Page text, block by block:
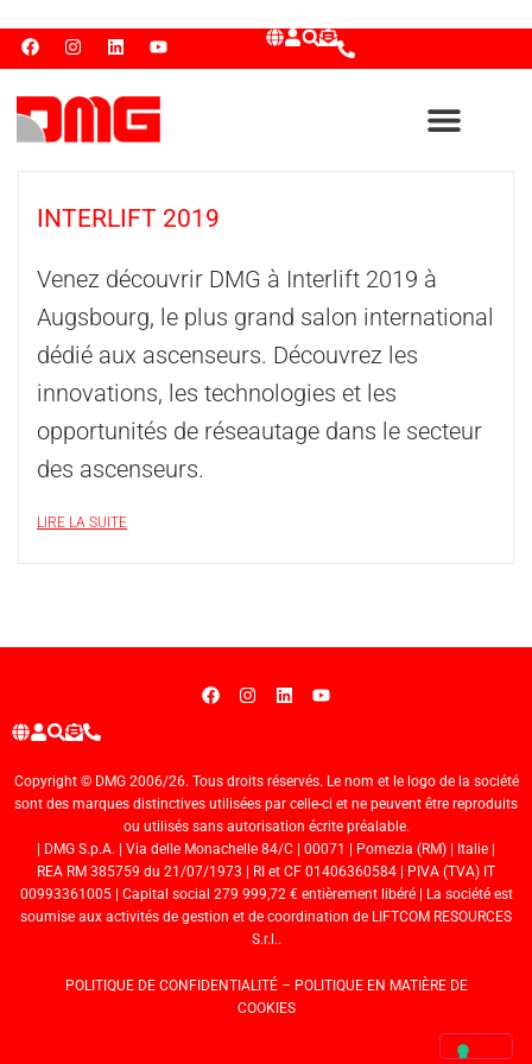
INTERLIFT 2019
Venez découvrir DMG à Interlift 2019 à
Augsbourg, le plus grand salon international
dédié aux ascenseurs. Découvrez les
innovations, les technologies et les
opportunités de réseautage dans le secteur
des ascenseurs.
LIRE LA SUITE
Copyright © DMG 2006/26. Tous droits réservés. Le nom et le logo de la société
sont des marques distinctives utilisées par celle-ci et ne peuvent être reproduits
ou utilisés sans autorisation écrite préalable.
| DMG S.p.A. | Via delle Monachelle 84/C | 00071 | Pomezia (RM) | Italie |
REA RM 385759 du 21/07/1973 | RI et CF 01406360584 | PIVA (TVA) IT
00993361005 | Capital social 279 999,72 € entièrement libéré | La société est
soumise aux activités de gestion et de coordination de LIFTCOM RESOURCES
S.r.l..
POLITIQUE DE CONFIDENTIALITÉ– POLITIQUE EN MATIÈRE DE
COOKIES